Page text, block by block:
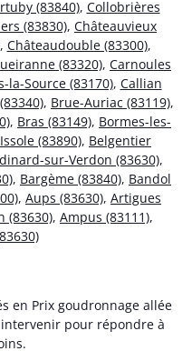
(83840), Collobrières
(83830), Châteauvieux
, Châteaudouble (83300),
(83320), Carnoules
la-Source (83170), Callian
, Brue-Auriac (83119),
, Bras (83149), Bormes-les-
(83890), Belgentier
sur-Verdon (83630),
, Bargème (83840), Bandol
, Aups (83630), Artigues
(83630), Ampus (83111),
en Prix goudronnage allée
intervenir pour répondre à